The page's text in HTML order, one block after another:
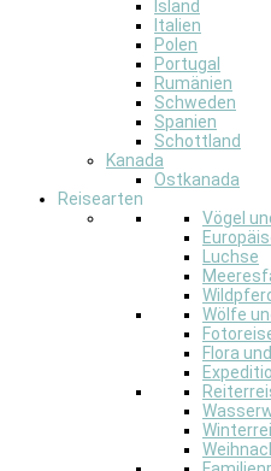
Island
Italien
Polen
Portugal
Rumänien
Schweden
Spanien
Schottland
Kanada
Ostkanada
Reisearten
Vögel
Luchse
Wölfe
Flora